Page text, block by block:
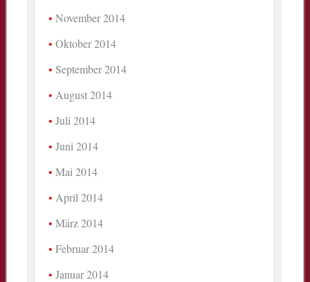
November 2014
Oktober 2014
September 2014
August 2014
Juli 2014
Juni 2014
Mai 2014
April 2014
März 2014
Februar 2014
Januar 2014